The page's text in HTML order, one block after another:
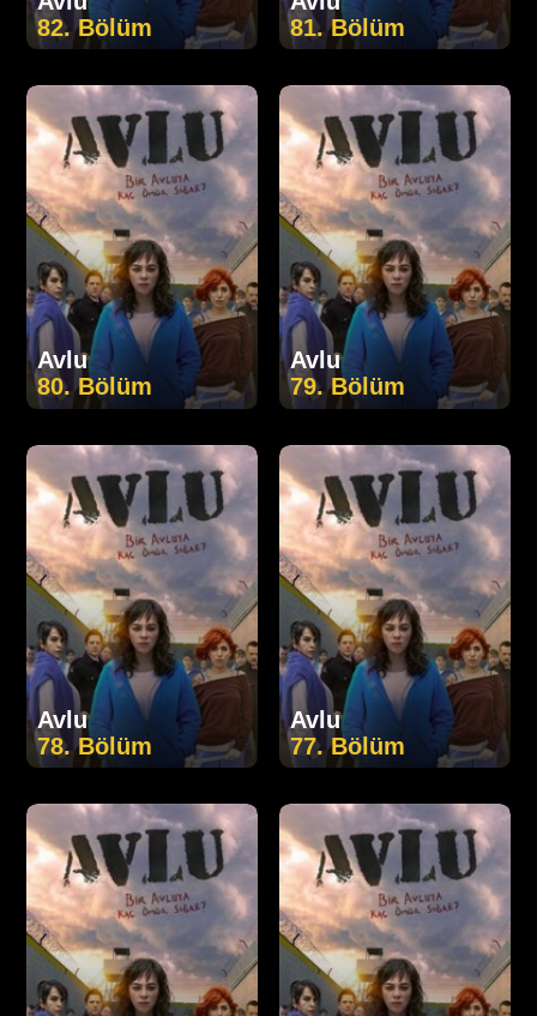
82. Bölüm
81. Bölüm
Avlu
80. Bölüm
Avlu
79. Bölüm
Avlu
78. Bölüm
Avlu
77. Bölüm